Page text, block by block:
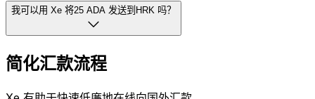
我可以用 Xe 将25 ADA 发送到HRK 吗？
简化汇款流程